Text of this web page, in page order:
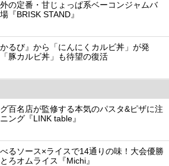
の定番・甘じょっぱ系ベーコンジャムバ
『BRISK STAND』
かるび』から「にんにくカルビ丼」が発
豚カルビ丼」も待望の復活
百名店が監修する本気のパスタ&ピザに注
ング『LINK table』
るソース×ライスで14通りの味！大会優勝
ろオムライス『Michi』